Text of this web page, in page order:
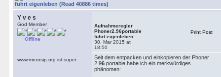
führt eigenleben (Read 40886 times)
Y v e s
God Member
Offline
www.microsip.org ist super
!
Aufnahmeregler
Phoner2.96portable
führt eigenleben
30. Mar 2015 at
18:50
Print Post
Seit dem entpacken und einkopieren der Phoner
2.96 portable habe ich ein merkwürdiges
phänomen: